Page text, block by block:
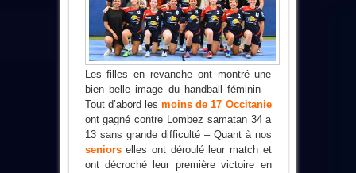
Les filles en revanche ont montré une
bien belle image du handball féminin –
Tout d’abord les moins de 17 Occitanie
ont gagné contre Lombez samatan 34 a
13 sans grande difficulté – Quant à nos
seniors elles ont déroulé leur match et
ont décroché leur première victoire en